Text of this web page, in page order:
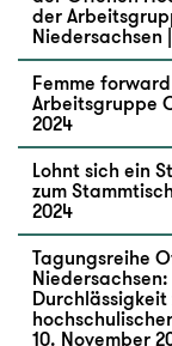
der
Niedersachsen
Femme
Arbeitsgruppe
2024
Lohnt sich ein
zum
2024
Tagungsreihe
10. November